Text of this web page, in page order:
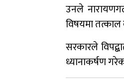
उनले
विषयमा तत्काल
सरकारले
ध्यानाकर्षण